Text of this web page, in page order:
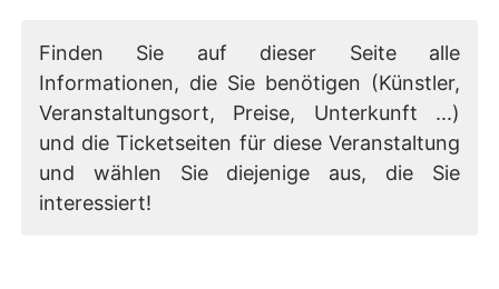
Finden Sie auf dieser Seite alle
Informationen, die Sie benötigen (Künstler,
Veranstaltungsort, Preise, Unterkunft ...)
und die Ticketseiten für diese Veranstaltung
und wählen Sie diejenige aus, die Sie
interessiert!